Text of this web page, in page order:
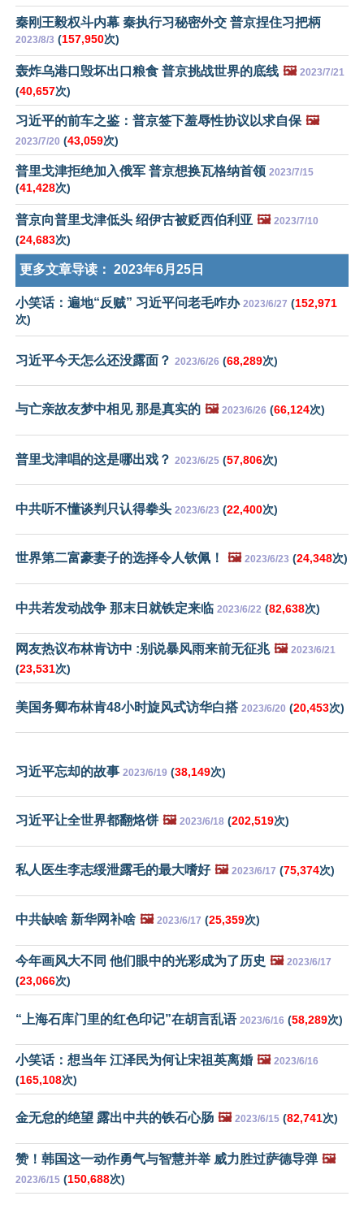
秦刚王毅权斗内幕 秦执行习秘密外交 普京捏住习把柄
2023/8/3 (157,950次)
轰炸乌港口毁坏出口粮食 普京挑战世界的底线 🖼️ 2023/7/21
(40,657次)
习近平的前车之鉴：普京签下羞辱性协议以求自保 🖼️
2023/7/20 (43,059次)
普里戈津拒绝加入俄军 普京想换瓦格纳首领 2023/7/15
(41,428次)
普京向普里戈津低头 绍伊古被贬西伯利亚 🖼️ 2023/7/10
(24,683次)
更多文章导读： 2023年6月25日
小笑话：遍地“反贼” 习近平问老毛咋办 2023/6/27 (152,971
次)
习近平今天怎么还没露面？ 2023/6/26 (68,289次)
与亡亲故友梦中相见 那是真实的 🖼️ 2023/6/26 (66,124次)
普里戈津唱的这是哪出戏？ 2023/6/25 (57,806次)
中共听不懂谈判只认得拳头 2023/6/23 (22,400次)
世界第二富豪妻子的选择令人钦佩！ 🖼️ 2023/6/23 (24,348次)
中共若发动战争 那末日就铁定来临 2023/6/22 (82,638次)
网友热议布林肯访中 :别说暴风雨来前无征兆 🖼️ 2023/6/21
(23,531次)
美国务卿布林肯48小时旋风式访华白搭 2023/6/20 (20,453次)
习近平忘却的故事 2023/6/19 (38,149次)
习近平让全世界都翻烙饼 🖼️ 2023/6/18 (202,519次)
私人医生李志绥泄露毛的最大嗜好 🖼️ 2023/6/17 (75,374次)
中共缺啥 新华网补啥 🖼️ 2023/6/17 (25,359次)
今年画风大不同 他们眼中的光彩成为了历史 🖼️ 2023/6/17
(23,066次)
“上海石库门里的红色印记”在胡言乱语 2023/6/16 (58,289次)
小笑话：想当年 江泽民为何让宋祖英离婚 🖼️ 2023/6/16
(165,108次)
金无怠的绝望 露出中共的铁石心肠 🖼️ 2023/6/15 (82,741次)
赞！韩国这一动作勇气与智慧并举 威力胜过萨德导弹 🖼️
2023/6/15 (150,688次)